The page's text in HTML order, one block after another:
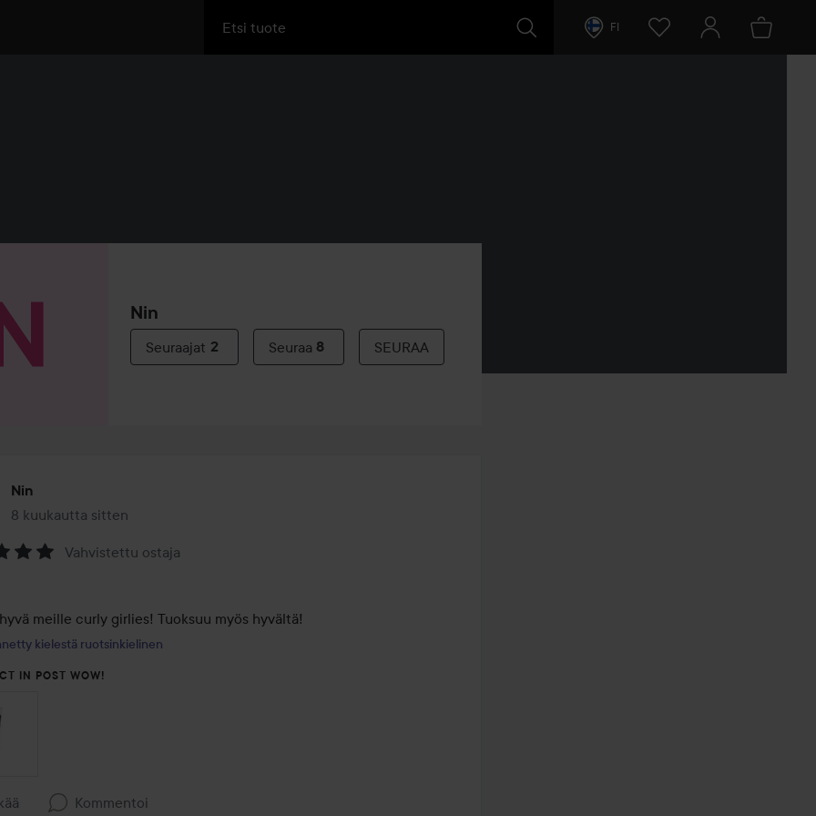
FI
Nin
Seuraajat 2 Seuraa 8 SEURAA
Nin
8 kuukautta sitten
Viesti luotiin 8 kuukautta sitten
Vahvistettu ostaja
meille curly girlies! Tuoksuu myös hyvältä!
kielestä ruotsinkielinen
IN POST WOW!
Kommentoi